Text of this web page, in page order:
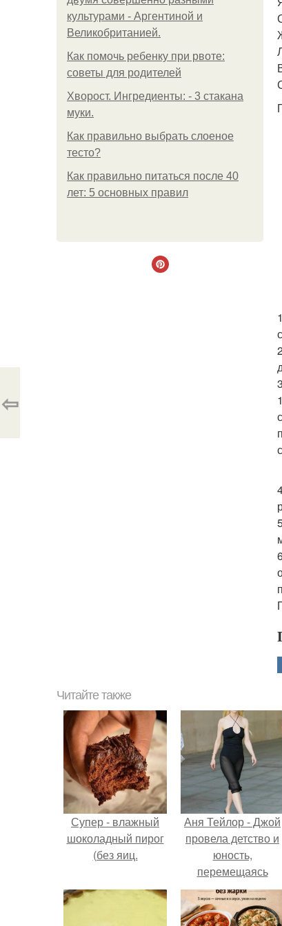
культурами - Аргентиной и
Великобританией.
Как помочь ребенку при рвоте:
советы для родителей
Хворост. Ингредиенты: - 3 стакана
муки.
Как правильно выбрать слоеное
тесто?
Как правильно питаться после 40
лет: 5 основных правил
⇦
Читайте также
Супер - влажный
шоколадный пирог
(без яиц.
Аня Тейлор - Джой
провела детство и
юность,
перемещаясь
между двумя
совершенно
разными